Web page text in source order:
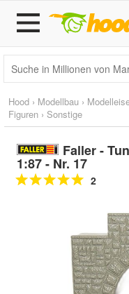
Hood › Modellbau ›
Figuren › Sonstige
Faller -
1:87 - Nr. 17
2